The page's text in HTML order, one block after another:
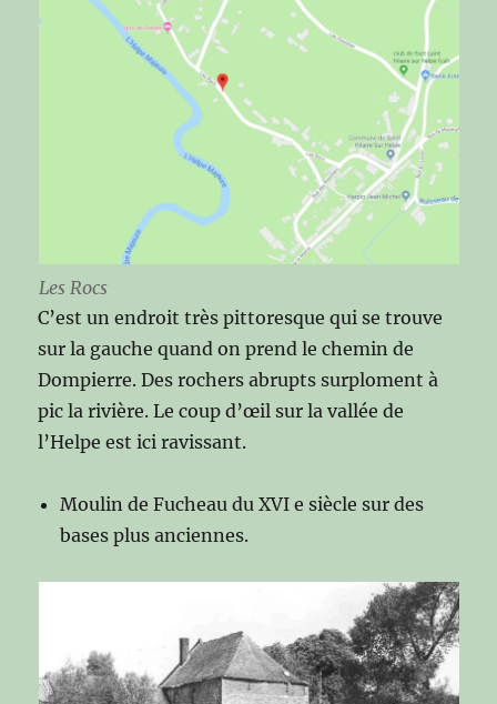
Les Rocs
C’est un endroit très pittoresque qui se trouve
sur la gauche quand on prend le chemin de
Dompierre. Des rochers abrupts surploment à
pic la rivière. Le coup d’œil sur la vallée de
l’Helpe est ici ravissant.
Moulin de Fucheau du XVI e siècle sur des
bases plus anciennes.